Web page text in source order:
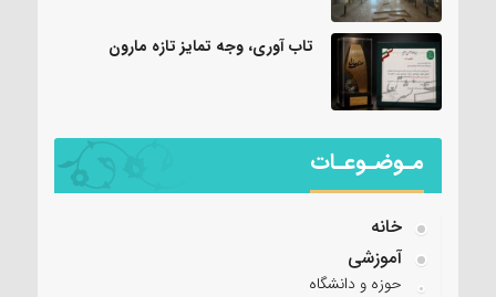
تاب آوری، وجه تمایز تازه مارون
مـوضـوعـات
خانه
آموزشی
حوزه و دانشگاه